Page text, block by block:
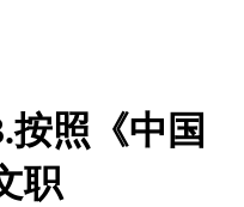
按照《中国
职